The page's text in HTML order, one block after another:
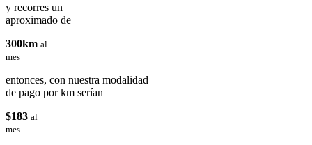
y recorres un
aproximado de
300km al
mes
entonces, con nuestra modalidad
de pago por km serían
$183 al
mes